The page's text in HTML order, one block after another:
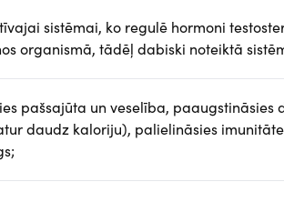
sistēmai, ko regulē hormoni
organismā, tādēļ dabiski noteiktā
pašsajūta un veselība, paaugstināsies
daudz kaloriju), palielināsies